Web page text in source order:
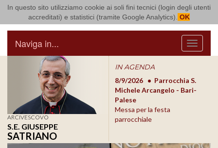
In questo sito utilizziamo cookie ai soli fini tecnici (login degli utenti
accreditati) e statistici (tramite Google Analytics). OK
Arcidiocesi di Bari Bitonto
Menu
Naviga in...
ARCIVESCOVO
S.E. GIUSEPPE
SATRIANO
IN AGENDA
8/17/2026
Conversano
Conferenza Episcopale
Pugliese
8/9/2026
Parrocchia S.
Michele Arcangelo - Bari-
Palese
Messa per la festa
parrocchiale